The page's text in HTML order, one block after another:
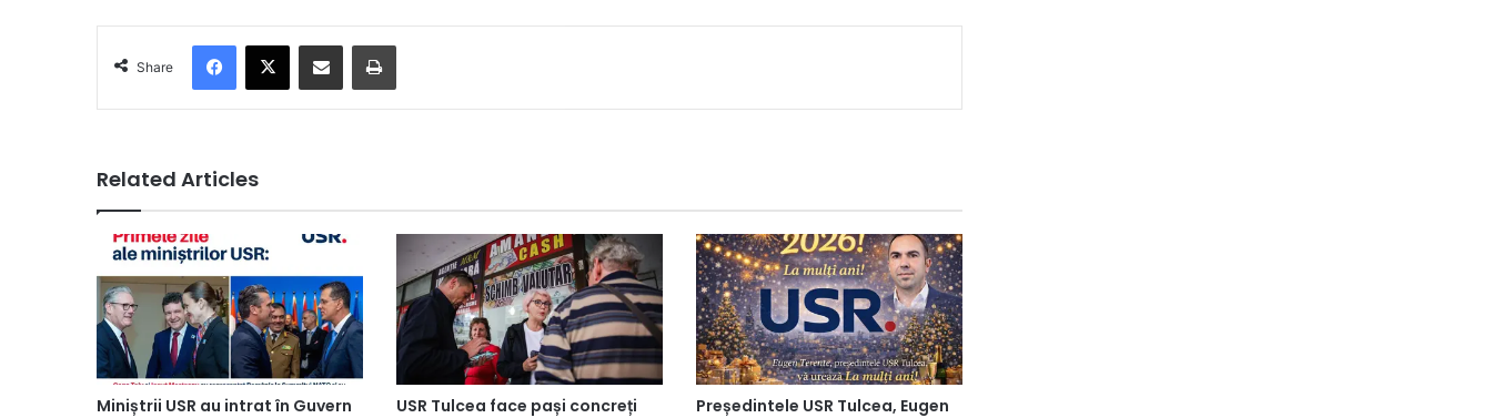
Share
Related Articles
Miniștrii USR au intrat în Guvern
USR Tulcea face pași concreți
Președintele USR Tulcea, Eugen